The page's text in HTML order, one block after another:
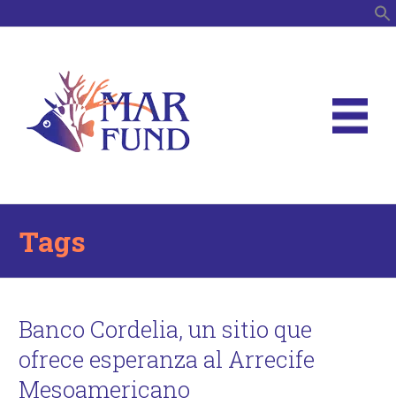
Tags
Banco Cordelia, un sitio que
ofrece esperanza al Arrecife
Mesoamericano